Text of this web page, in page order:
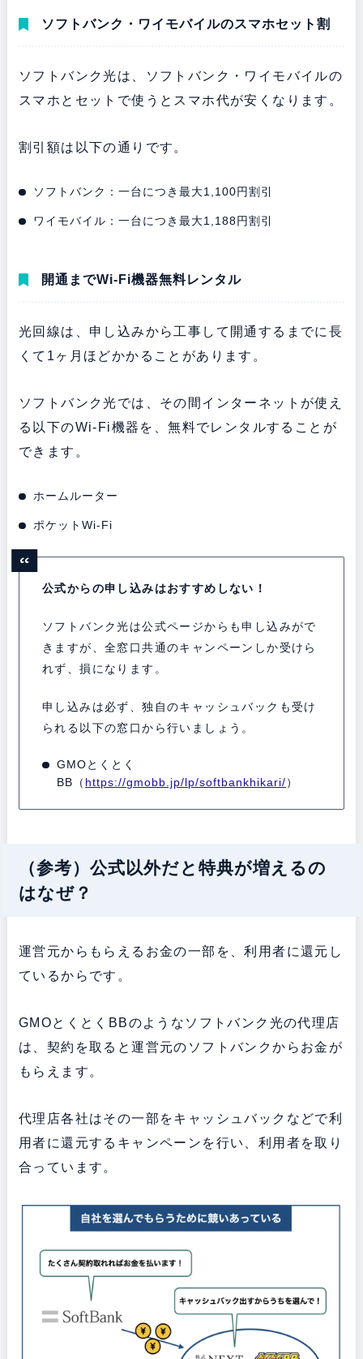
ソフトバンク・ワイモバイルのスマホセット割
ソフトバンク光は、ソフトバンク・ワイモバイルの
スマホとセットで使うとスマホ代が安くなります。
割引額は以下の通りです。
ソフトバンク：一台につき最大1,100円割引
ワイモバイル：一台につき最大1,188円割引
開通までWi-Fi機器無料レンタル
光回線は、申し込みから工事して開通するまでに長
くて1ヶ月ほどかかることがあります。
ソフトバンク光では、その間インターネットが使え
る以下のWi-Fi機器を、無料でレンタルすることが
できます。
ホームルーター
ポケットWi-Fi
公式からの申し込みはおすすめしない！
ソフトバンク光は公式ページからも申し込みがで
きますが、全窓口共通のキャンペーンしか受けら
れず、損になります。
申し込みは必ず、独自のキャッシュバックも受け
られる以下の窓口から行いましょう。
GMOとくとく
BB（ https://gmobb.jp/lp/softbankhikari/）
（参考）公式以外だと特典が増えるの
はなぜ？
運営元からもらえるお金の一部を、利用者に還元し
ているからです。
GMOとくとくBBのようなソフトバンク光の代理店
は、契約を取ると運営元のソフトバンクからお金が
もらえます。
代理店各社はその一部をキャッシュバックなどで利
用者に還元するキャンペーンを行い、利用者を取り
合っています。